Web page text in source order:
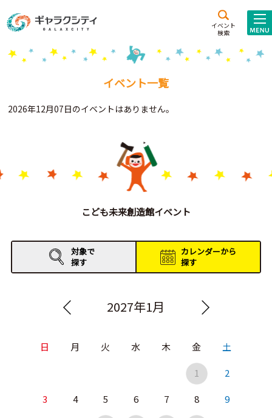
イベント
検索
施設案内
こども
西新井
施設･
Gがくえん
お知らせ
イベントレポート
イベント一覧
2026年12月07日のイベントはありません。
こども未来創造館イベント
対象で
探す
カレンダーから
探す
2027年1月
日 月 火 水 木 金 土
1 2
3 4 5 6 7 8 9